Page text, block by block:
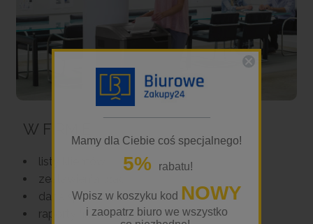
Mamy dla Ciebie coś specjalnego!
5% rabatu!
Wpisz w koszyku kod NOWY
i zaopatrz biuro we wszystko